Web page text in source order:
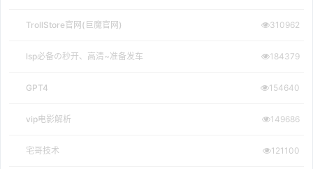
TrollStore官网(巨魔官网) 310962
lsp必备の秒开、高清~准备发车 184379
GPT4 154640
vip电影解析 149686
宅哥技术 121100